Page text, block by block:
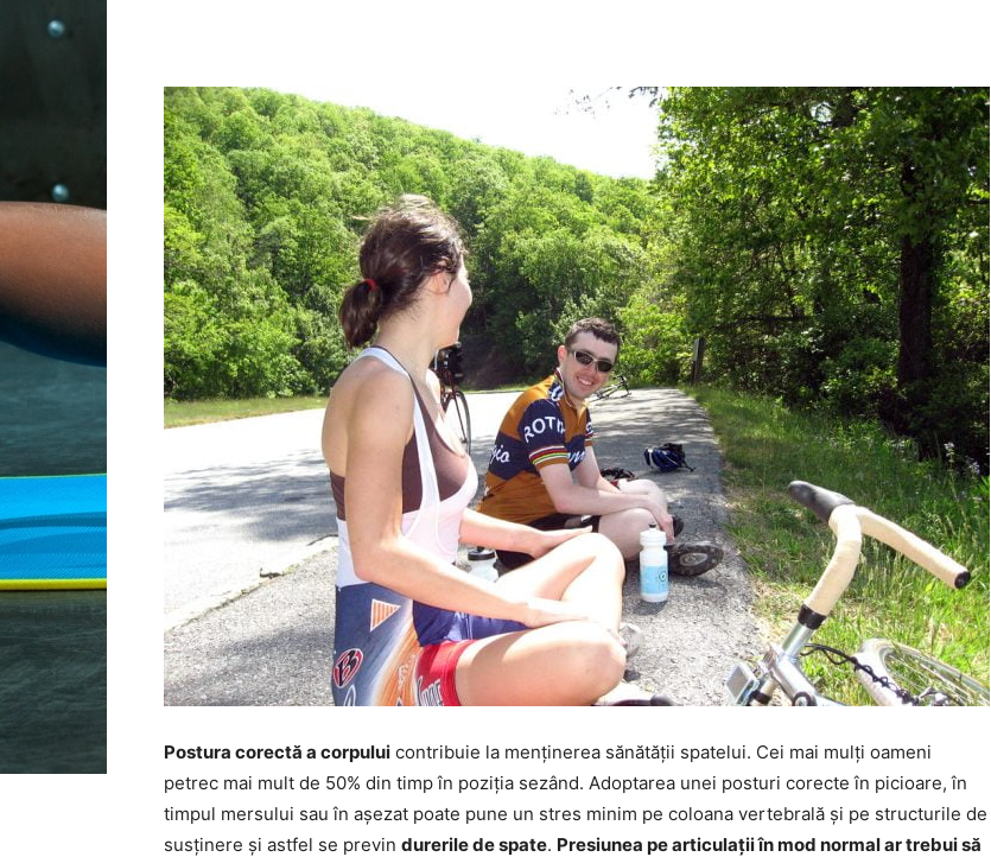
Postura corectă a corpului contribuie la menținerea sănătății spatelui. Cei mai mulți oameni
petrec mai mult de 50% din timp în poziția sezând. Adoptarea unei posturi corecte în picioare, în
timpul mersului sau în așezat poate pune un stres minim pe coloana vertebrală și pe structurile de
susținere și astfel se previn durerile de spate. Presiunea pe articulații în mod normal ar trebui să